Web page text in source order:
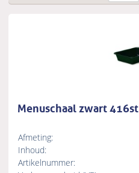
Menuschaal zwart 416st
Afmeting:
Inhoud:
Artikelnummer: